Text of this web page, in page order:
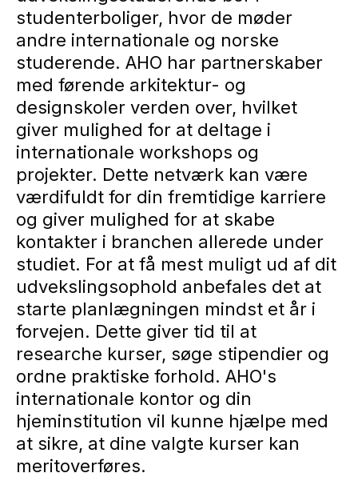
studenterboliger, hvor de møder
andre internationale og norske
studerende. AHO har partnerskaber
med førende arkitektur- og
designskoler verden over, hvilket
giver mulighed for at deltage i
internationale workshops og
projekter. Dette netværk kan være
værdifuldt for din fremtidige karriere
og giver mulighed for at skabe
kontakter i branchen allerede under
studiet. For at få mest muligt ud af dit
udvekslingsophold anbefales det at
starte planlægningen mindst et år i
forvejen. Dette giver tid til at
researche kurser, søge stipendier og
ordne praktiske forhold. AHO's
internationale kontor og din
hjeminstitution vil kunne hjælpe med
at sikre, at dine valgte kurser kan
meritoverføres.